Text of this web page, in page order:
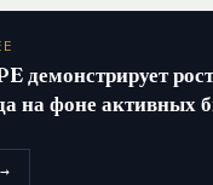
демонстрирует
на фоне активных